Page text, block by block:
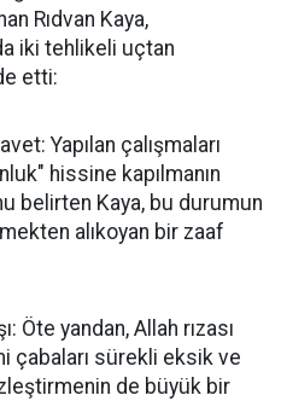
Rıdvan Kaya,
iki tehlikeli uçtan
etti:
Yapılan çalışmaları
hissine kapılmanın
belirten Kaya, bu durumun
alıkoyan bir zaaf
Öte yandan, Allah rızası
çabaları sürekli eksik ve
de büyük bir